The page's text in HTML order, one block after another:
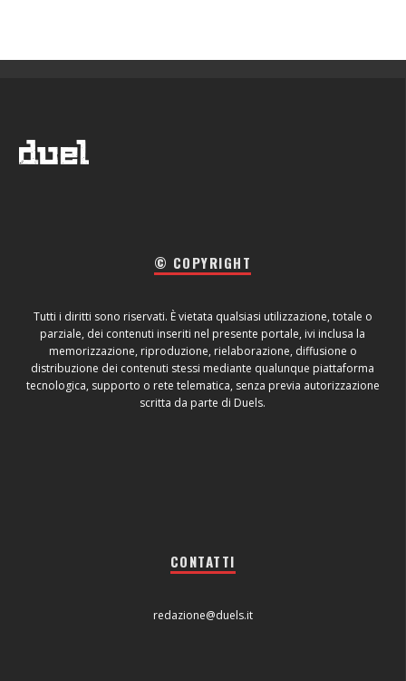
© COPYRIGHT
Tutti i diritti sono riservati. È vietata qualsiasi utilizzazione, totale o
parziale, dei contenuti inseriti nel presente portale, ivi inclusa la
memorizzazione, riproduzione, rielaborazione, diffusione o
distribuzione dei contenuti stessi mediante qualunque piattaforma
tecnologica, supporto o rete telematica, senza previa autorizzazione
scritta da parte di Duels.
CONTATTI
redazione@duels.it